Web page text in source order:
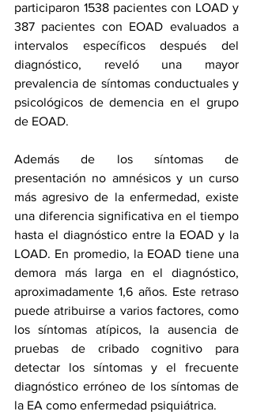
participaron 1538 pacientes con LOAD y
387 pacientes con EOAD evaluados a
intervalos específicos después del
diagnóstico, reveló una mayor
prevalencia de síntomas conductuales y
psicológicos de demencia en el grupo
de EOAD.
Además de los síntomas de
presentación no amnésicos y un curso
más agresivo de la enfermedad, existe
una diferencia significativa en el tiempo
hasta el diagnóstico entre la EOAD y la
LOAD. En promedio, la EOAD tiene una
demora más larga en el diagnóstico,
aproximadamente 1,6 años. Este retraso
puede atribuirse a varios factores, como
los síntomas atípicos, la ausencia de
pruebas de cribado cognitivo para
detectar los síntomas y el frecuente
diagnóstico erróneo de los síntomas de
la EA como enfermedad psiquiátrica.